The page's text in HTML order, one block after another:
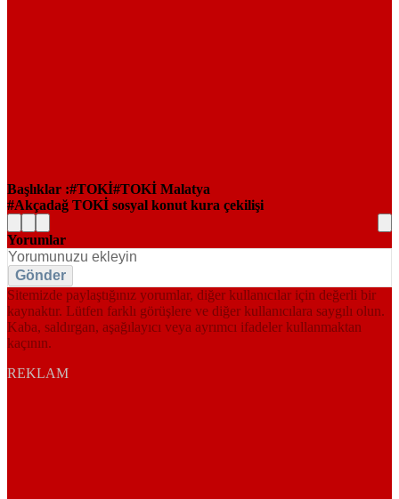
Başlıklar : TOKİ TOKİ Malatya
Akçadağ TOKİ sosyal konut kura çekilişi
Yorumlar
Gönder
Sitemizde paylaştığınız yorumlar, diğer kullanıcılar için değerli bir
kaynaktır. Lütfen farklı görüşlere ve diğer kullanıcılara saygılı olun.
Kaba, saldırgan, aşağılayıcı veya ayrımcı ifadeler kullanmaktan
kaçının.
REKLAM